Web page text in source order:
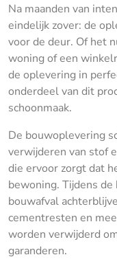
Na maanden van
eindelijk zover: de
voor de deur. Of het
woning of een
de oplevering in
onderdeel van dit
schoonmaak.
De bouwoplevering
verwijderen van stof
die ervoor zorgt dat
bewoning. Tijdens
bouwafval
cementresten en
worden verwijderd
garanderen.